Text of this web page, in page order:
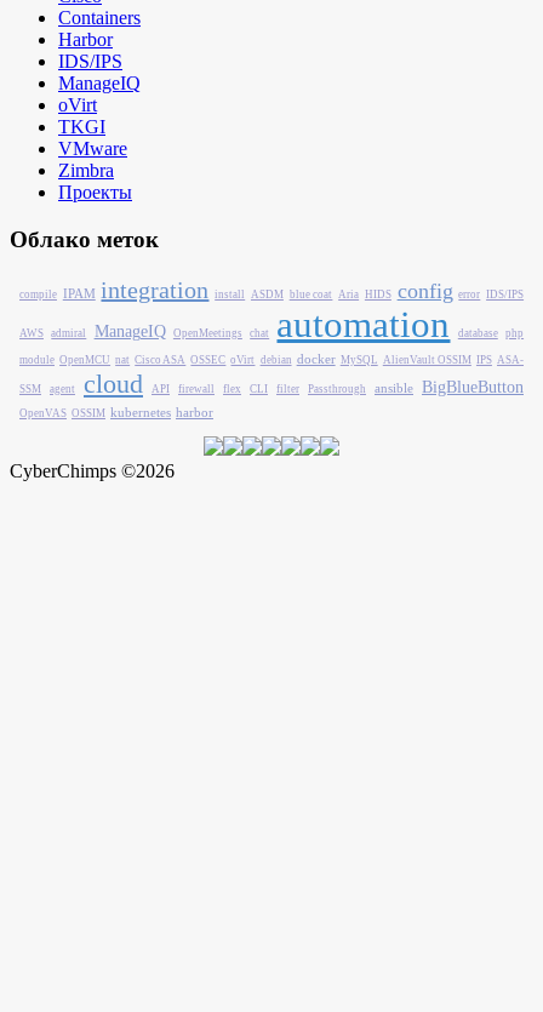
Containers
Harbor
IDS/IPS
ManageIQ
oVirt
TKGI
VMware
Zimbra
Проекты
Облако меток
compile IPAM integration install ASDM blue coat Aria HIDS config error IDS/IPS
AWS admiral ManageIQ OpenMeetings chat automation database php
module OpenMCU nat Cisco ASA OSSEC oVirt debian docker MySQL AlienVault OSSIM IPS ASA-
SSM agent cloud API firewall flex CLI filter Passthrough ansible BigBlueButton
OpenVAS OSSIM kubernetes harbor
CyberChimps ©2026